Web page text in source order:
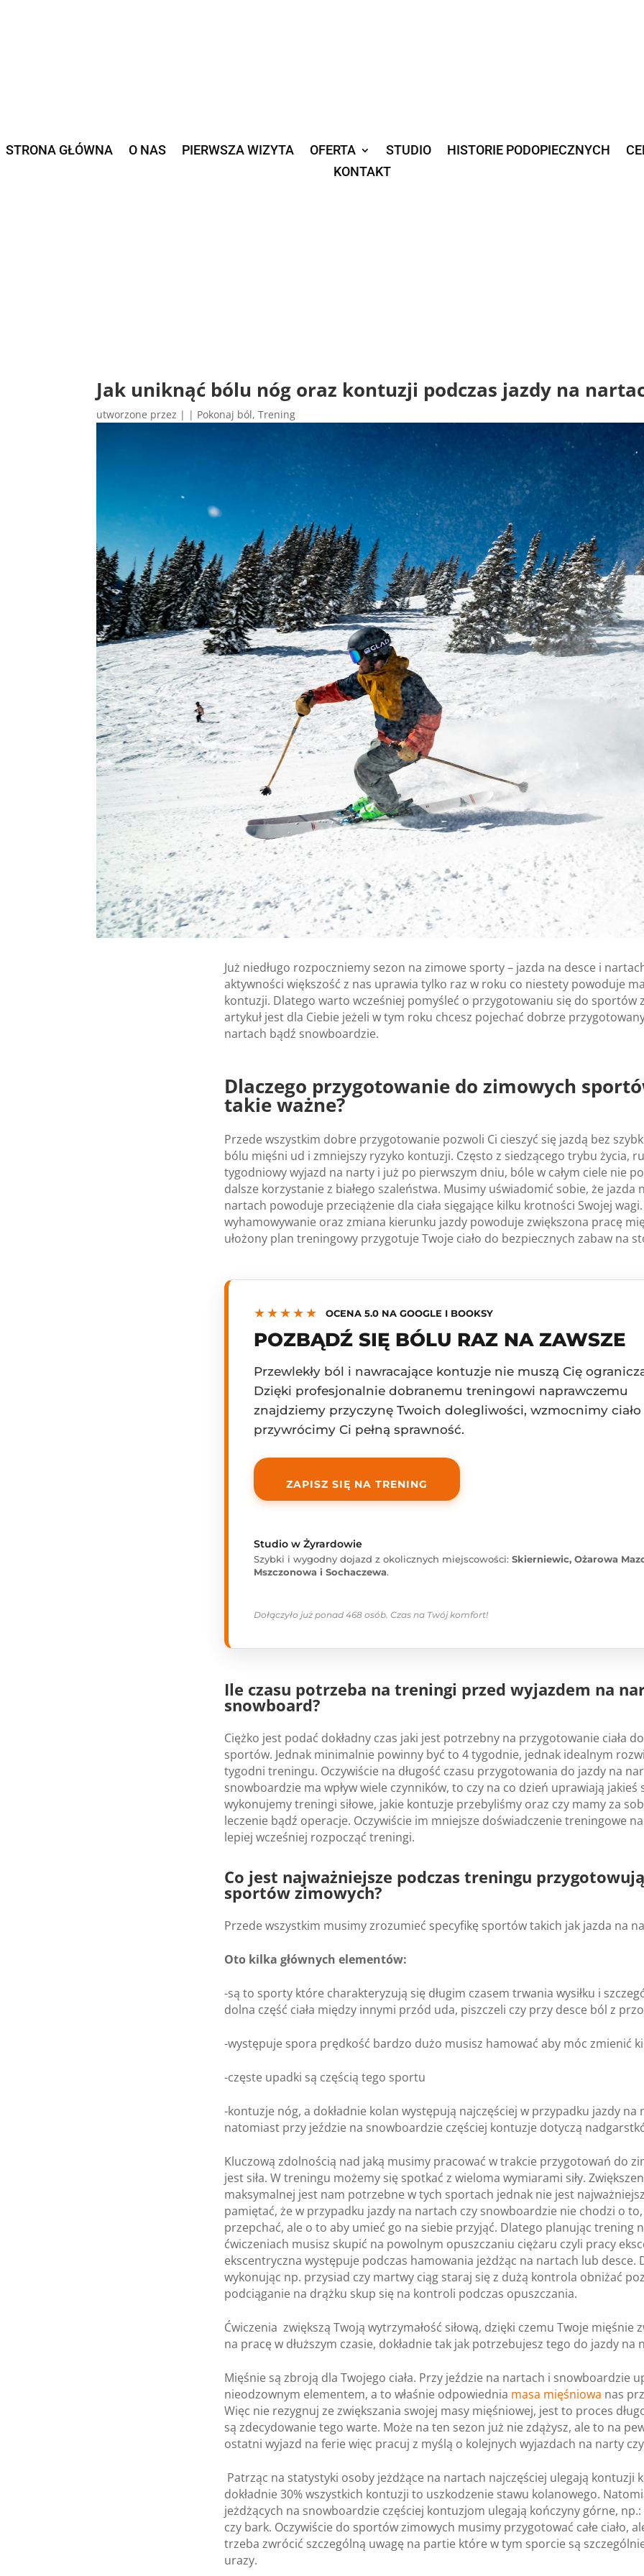
STRONA GŁÓWNA O NAS PIERWSZA WIZYTA OFERTA STUDIO HISTORIE PODOPIECZNYCH
KONTAKT
Jak uniknąć bólu nóg oraz kontuzji podczas jazdy na
utworzone przez | | Pokonaj ból,Trening
Już niedługo rozpoczniemy sezon na zimowe sporty – jazda na desce i
aktywności większość z nas uprawia tylko raz w roku co niestety powoduje
kontuzji. Dlatego warto wcześniej pomyśleć o przygotowaniu się do sportów
artykuł jest dla Ciebie jeżeli w tym roku chcesz pojechać dobrze
nartach bądź snowboardzie.
Dlaczego przygotowanie do zimowych
takie ważne?
Przede wszystkim dobre przygotowanie pozwoli Ci cieszyć się jazdą bez
bólu mięśni ud i zmniejszy ryzyko kontuzji. Często z siedzącego trybu życia,
tygodniowy wyjazd na narty i już po pierwszym dniu, bóle w całym ciele nie
dalsze korzystanie z białego szaleństwa. Musimy uświadomić sobie, że jazda
nartach powoduje przeciążenie dla ciała sięgające kilku krotności Swojej wagi.
wyhamowywanie oraz zmiana kierunku jazdy powoduje zwiększona pracę
ułożony plan treningowy przygotuje Twoje ciało do bezpiecznych zabaw na
★★★★★ OCENA 5.0 NA GOOGLE I BOOKSY
POZBĄDŹ SIĘ BÓLU RAZ NA ZAWSZE
Przewlekły ból i nawracające kontuzje nie muszą Cię
Dzięki profesjonalnie dobranemu treningowi naprawczemu
znajdziemy przyczynę Twoich dolegliwości, wzmocnimy ciało
przywrócimy Ci pełną sprawność.
ZAPISZ SIĘ NA TRENING
Studio w Żyrardowie
Szybki i wygodny dojazd z okolicznych miejscowości: Skierniewic, Ożarowa
Mszczonowa i Sochaczewa.
Dołączyło już ponad 468 osób. Czas na Twój komfort!
Ile czasu potrzeba na treningi przed wyjazdem na
snowboard?
Ciężko jest podać dokładny czas jaki jest potrzebny na przygotowanie ciała
sportów. Jednak minimalnie powinny być to 4 tygodnie, jednak idealnym
tygodni treningu. Oczywiście na długość czasu przygotowania do jazdy na
snowboardzie ma wpływ wiele czynników, to czy na co dzień uprawiają jakieś
wykonujemy treningi siłowe, jakie kontuzje przebyliśmy oraz czy mamy za
leczenie bądź operacje. Oczywiście im mniejsze doświadczenie treningowe
lepiej wcześniej rozpocząć treningi.
Co jest najważniejsze podczas treningu
sportów zimowych?
Przede wszystkim musimy zrozumieć specyfikę sportów takich jak jazda na
Oto kilka głównych elementów:
-są to sporty które charakteryzują się długim czasem trwania wysiłku i
dolna część ciała między innymi przód uda, piszczeli czy przy desce ból z
-występuje spora prędkość bardzo dużo musisz hamować aby móc zmienić
-częste upadki są częścią tego sportu
-kontuzje nóg, a dokładnie kolan występują najczęściej w przypadku jazdy na
natomiast przy jeździe na snowboardzie częściej kontuzje dotyczą
Kluczową zdolnością nad jaką musimy pracować w trakcie przygotowań do
jest siła. W treningu możemy się spotkać z wieloma wymiarami siły.
maksymalnej jest nam potrzebne w tych sportach jednak nie jest
pamiętać, że w przypadku jazdy na nartach czy snowboardzie nie chodzi o
przepchać, ale o to aby umieć go na siebie przyjąć. Dlatego planując trening
ćwiczeniach musisz skupić na powolnym opuszczaniu ciężaru czyli pracy
ekscentryczna występuje podczas hamowania jeżdżąc na nartach lub desce.
wykonując np. przysiad czy martwy ciąg staraj się z dużą kontrola obniżać
podciąganie na drążku skup się na kontroli podczas opuszczania.
Ćwiczenia zwiększą Twoją wytrzymałość siłową, dzięki czemu Twoje mięśnie
na pracę w dłuższym czasie, dokładnie tak jak potrzebujesz tego do jazdy na
Mięśnie są zbroją dla Twojego ciała. Przy jeździe na nartach i snowboardzie
nieodzownym elementem, a to właśnie odpowiednia masa mięśniowa nas
Więc nie rezygnuj ze zwiększania swojej masy mięśniowej, jest to proces
są zdecydowanie tego warte. Może na ten sezon już nie zdążysz, ale to na
ostatni wyjazd na ferie więc pracuj z myślą o kolejnych wyjazdach na narty
Patrząc na statystyki osoby jeżdżące na nartach najczęściej ulegają kontuzji
dokładnie 30% wszystkich kontuzji to uszkodzenie stawu kolanowego.
jeżdżących na snowboardzie częściej kontuzjom ulegają kończyny górne, np.:
czy bark. Oczywiście do sportów zimowych musimy przygotować całe ciało,
trzeba zwrócić szczególną uwagę na partie które w tym sporcie są
urazy.